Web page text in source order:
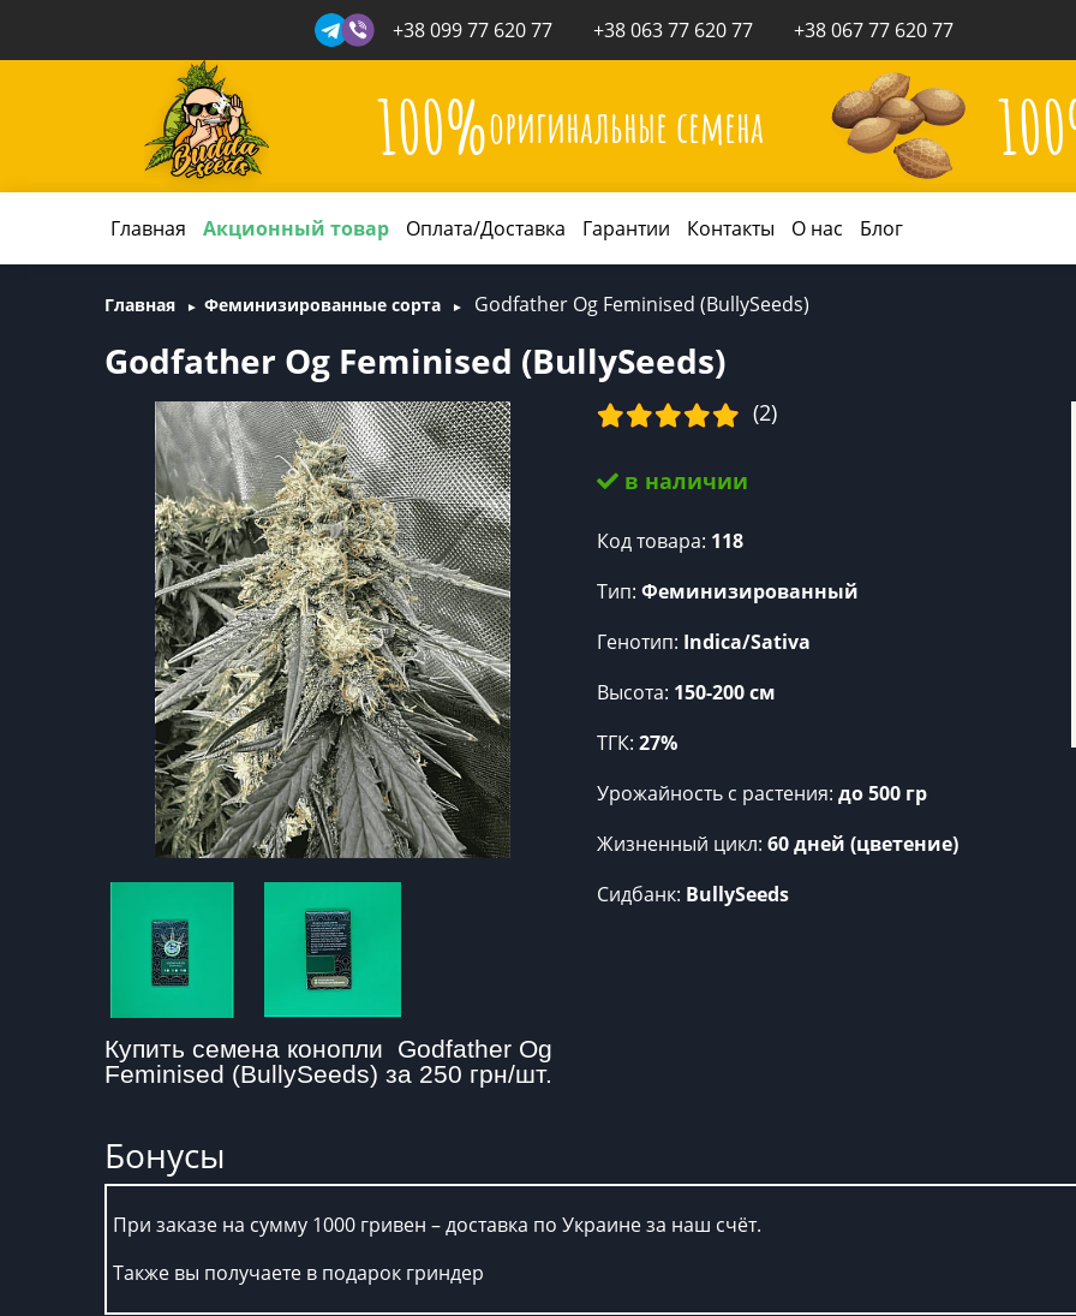
+38 099 77 620 77 +38 063 77 620 77 +38 067 77 620 77
100%оригинальные семена
Главная Акционный товар Оплата/Доставка Гарантии Контакты О нас Блог
Главная Феминизированные сорта Godfather Og Feminised (BullySeeds)
Godfather Og Feminised (BullySeeds)
Купить семена конопли  Godfather Og
Feminised (BullySeeds) за 250 грн/шт.
(2)
в наличии
Код товара: 118
Тип: Феминизированный
Генотип: Indica/Sativa
Высота: 150-200 см
ТГК: 27%
Урожайность c растения: до 500 гр
Жизненный цикл: 60 дней (цветение)
Сидбанк: BullySeeds
Бонусы
При заказе на сумму 1000 гривен – доставка по Украине за наш счёт.
Также вы получаете в подарок гриндер